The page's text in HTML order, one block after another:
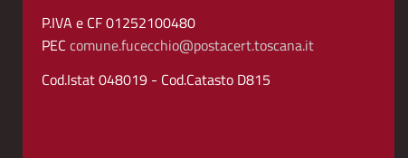
P.IVA e CF 01252100480
PEC comune.fucecchio@postacert.toscana.it
Cod.Istat 048019 - Cod.Catasto D815